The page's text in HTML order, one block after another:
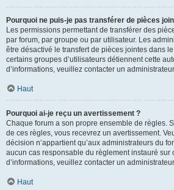
Pourquoi ne puis-je pas transférer de pièces
Les permissions permettant de transférer des
par forum, par groupe ou par utilisateur. Les
être désactivé le transfert de pièces jointes dans
certains groupes d’utilisateurs détiennent cette
d’informations, veuillez contacter un
Haut
Pourquoi ai-je reçu un avertissement ?
Chaque forum a son propre ensemble de règles.
de ces règles, vous recevrez un avertissement.
décision n’appartient qu’aux administrateurs du
aucun cas responsable du règlement instauré sur
d’informations, veuillez contacter un
Haut